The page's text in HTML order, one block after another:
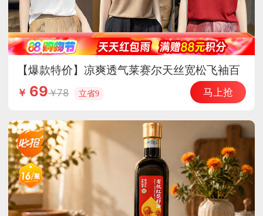
【爆款特价】凉爽透气莱赛尔天丝宽松飞袖百
搭上衣·胭脂红
￥ 69 78 立省9 马上抢